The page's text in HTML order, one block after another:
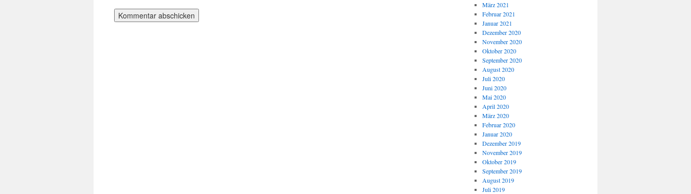
März 2021
Februar 2021
Januar 2021
Dezember 2020
November 2020
Oktober 2020
September 2020
August 2020
Juli 2020
Juni 2020
Mai 2020
April 2020
März 2020
Februar 2020
Januar 2020
Dezember 2019
November 2019
Oktober 2019
September 2019
August 2019
Juli 2019